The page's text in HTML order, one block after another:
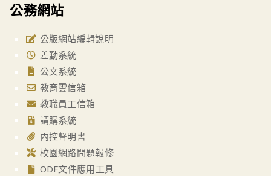
公務網站
公版網站編輯說明
差勤系統
公文系統
教育雲信箱
教職員工信箱
請購系統
內控聲明書
校園網路問題報修
ODF文件應用工具